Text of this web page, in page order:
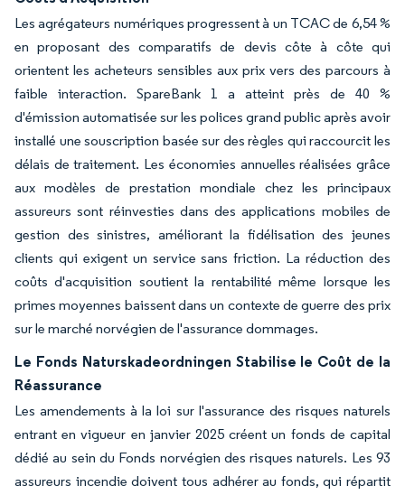
Les agrégateurs numériques progressent à un TCAC de 6,54 %
en proposant des comparatifs de devis côte à côte qui
orientent les acheteurs sensibles aux prix vers des parcours à
faible interaction. SpareBank 1 a atteint près de 40 %
d'émission automatisée sur les polices grand public après avoir
installé une souscription basée sur des règles qui raccourcit les
délais de traitement. Les économies annuelles réalisées grâce
aux modèles de prestation mondiale chez les principaux
assureurs sont réinvesties dans des applications mobiles de
gestion des sinistres, améliorant la fidélisation des jeunes
clients qui exigent un service sans friction. La réduction des
coûts d'acquisition soutient la rentabilité même lorsque les
primes moyennes baissent dans un contexte de guerre des prix
sur le marché norvégien de l'assurance dommages.
Le Fonds Naturskadeordningen Stabilise le Coût de la
Réassurance
Les amendements à la loi sur l'assurance des risques naturels
entrant en vigueur en janvier 2025 créent un fonds de capital
dédié au sein du Fonds norvégien des risques naturels. Les 93
assureurs incendie doivent tous adhérer au fonds, qui répartit